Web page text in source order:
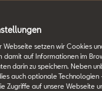
Webseite setzen wir Cookies
damit auf Informationen im
darin zu speichern. Neben
auch optionale Technologien
Zugriffe auf unsere Webseite